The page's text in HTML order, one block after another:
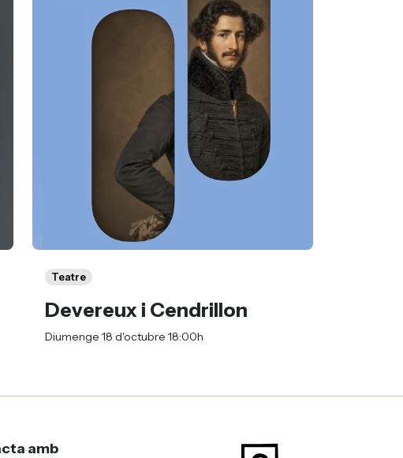
Teatre
Devereux i Cendrillon
Diumenge 18 d'octubre 18:00h
amb